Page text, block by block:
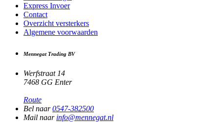
Express Invoer
Contact
Overzicht versterkers
Algemene voorwaarden
Mennegat Trading BV
Werfstraat 14
7468 GG Enter
Route
Bel naar0547-382500
Mail naar info@mennegat.nl